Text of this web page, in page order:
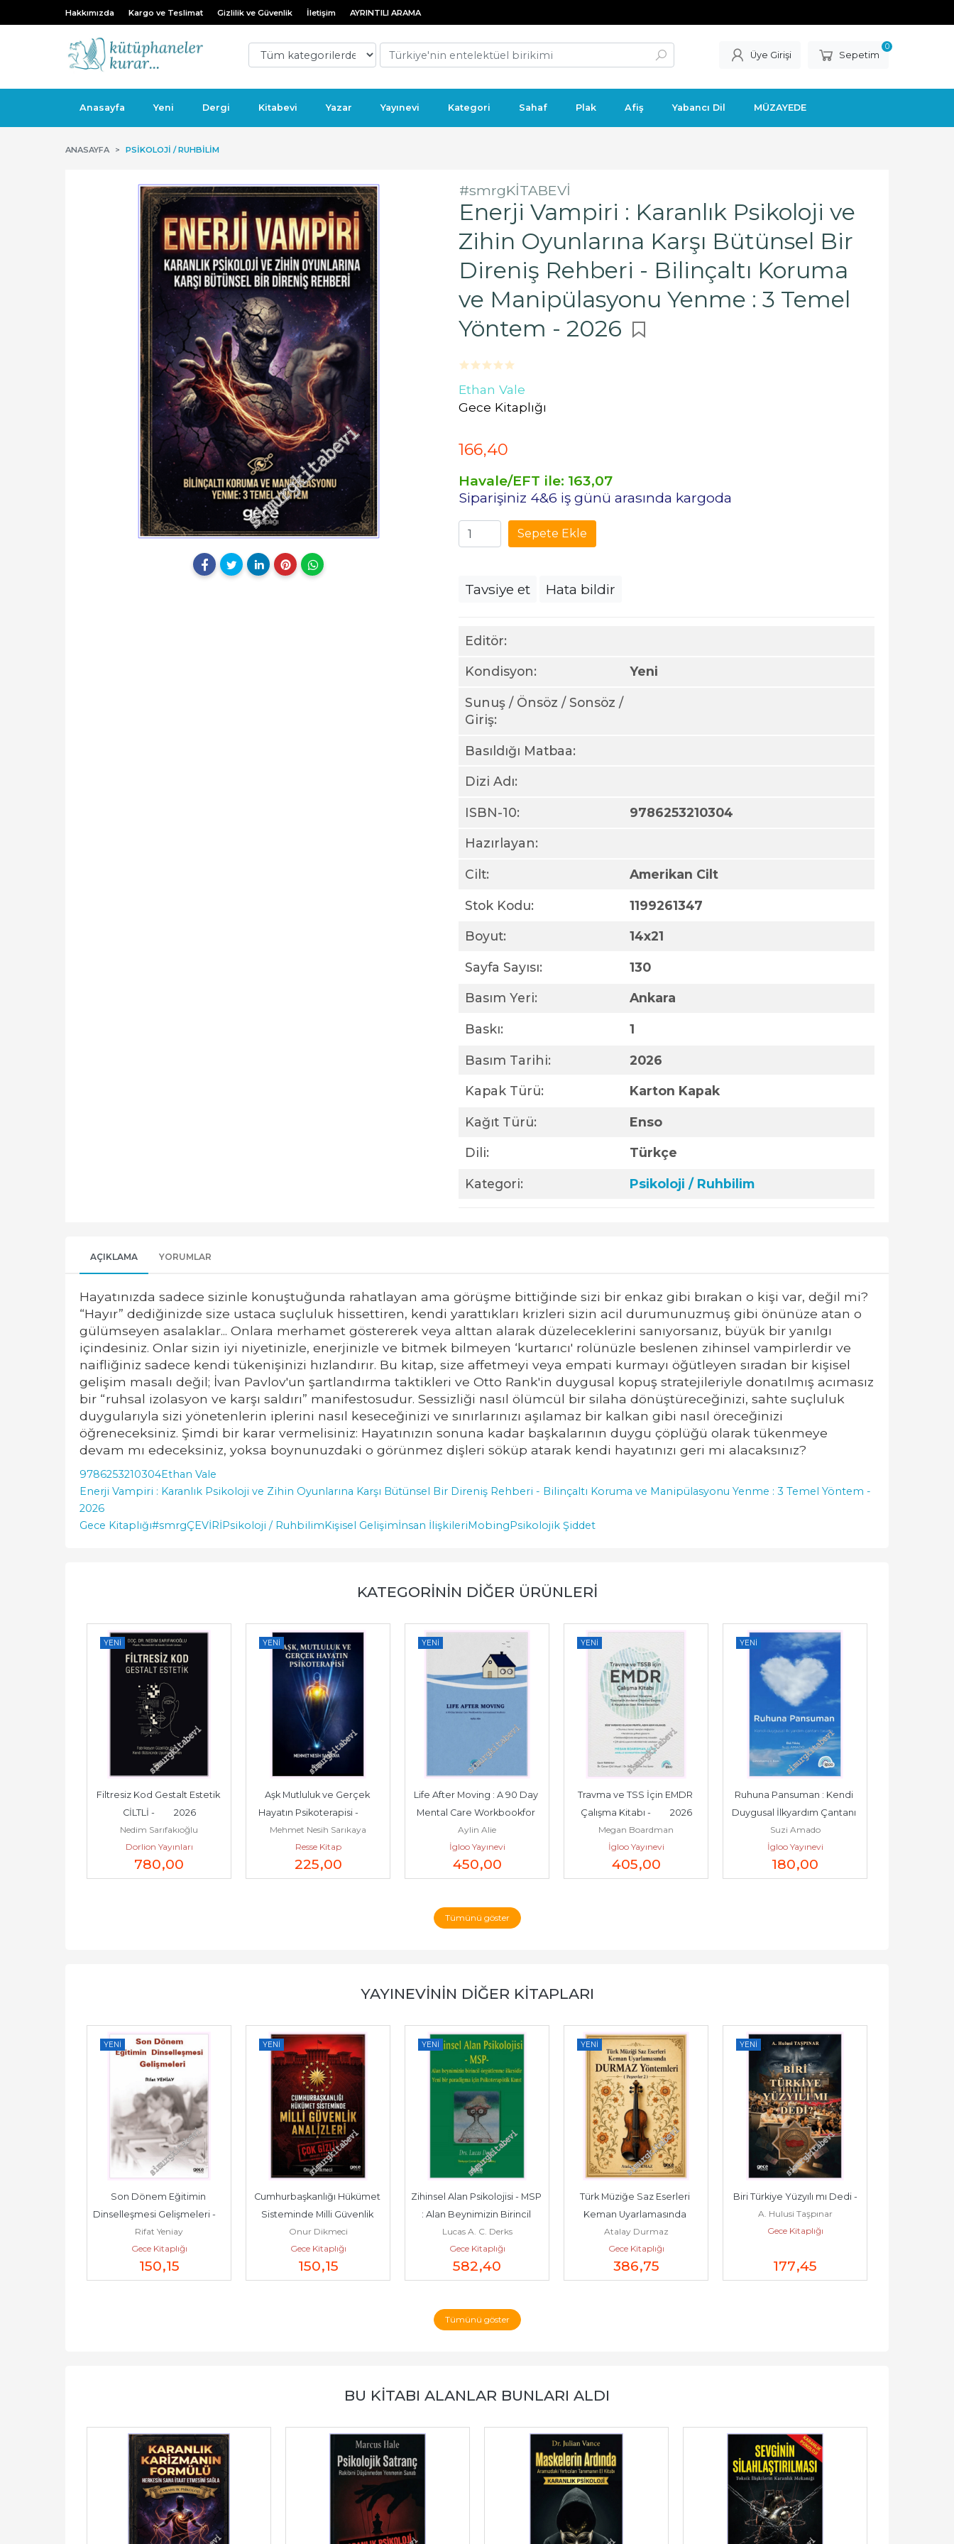
Hakkımızda Kargo ve Teslimat Gizlilik ve Güvenlik İletişim AYRINTILI ARAMA
Üye Girişi Sepetim
0
Anasayfa Yeni Dergi Kitabevi Yazar Yayınevi Kategori Sahaf Plak Afiş Yabancı Dil MÜZAYEDE
ANASAYFA PSIKOLOJI / RUHBILIM
#smrgKİTABEVİ
Enerji Vampiri : Karanlık Psikoloji ve
Zihin Oyunlarına Karşı Bütünsel Bir
Direniş Rehberi - Bilinçaltı Koruma
ve Manipülasyonu Yenme : 3 Temel
Yöntem - 2026
Ethan Vale
Gece Kitaplığı
Editör:
Kondisyon: Yeni
Sunuş / Önsöz / Sonsöz /
Giriş:
Basıldığı Matbaa:
Dizi Adı:
ISBN-10: 9786253210304
Hazırlayan:
Cilt: Amerikan Cilt
Stok Kodu: 1199261347
Boyut: 14x21
Sayfa Sayısı: 130
Basım Yeri: Ankara
Baskı: 1
Basım Tarihi: 2026
Kapak Türü: Karton Kapak
Kağıt Türü: Enso
Dili: Türkçe
Kategori: Psikoloji / Ruhbilim
166,40
Havale/EFT ile: 163,07
Siparişiniz 4&6 iş günü arasında kargoda
Sepete Ekle
Tavsiye et Hata bildir
AÇIKLAMA YORUMLAR
Hayatınızda sadece sizinle konuştuğunda rahatlayan ama görüşme bittiğinde sizi bir enkaz gibi bırakan o kişi var, değil mi?
“Hayır” dediğinizde size ustaca suçluluk hissettiren, kendi yarattıkları krizleri sizin acil durumunuzmuş gibi önünüze atan o
gülümseyen asalaklar... Onlara merhamet göstererek veya alttan alarak düzeleceklerini sanıyorsanız, büyük bir yanılgı
içindesiniz. Onlar sizin iyi niyetinizle, enerjinizle ve bitmek bilmeyen ‘kurtarıcı' rolünüzle beslenen zihinsel vampirlerdir ve
naifliğiniz sadece kendi tükenişinizi hızlandırır. Bu kitap, size affetmeyi veya empati kurmayı öğütleyen sıradan bir kişisel
gelişim masalı değil; İvan Pavlov'un şartlandırma taktikleri ve Otto Rank'in duygusal kopuş stratejileriyle donatılmış acımasız
bir “ruhsal izolasyon ve karşı saldırı” manifestosudur. Sessizliği nasıl ölümcül bir silaha dönüştüreceğinizi, sahte suçluluk
duygularıyla sizi yönetenlerin iplerini nasıl keseceğinizi ve sınırlarınızı aşılamaz bir kalkan gibi nasıl öreceğinizi
öğreneceksiniz. Şimdi bir karar vermelisiniz: Hayatınızın sonuna kadar başkalarının duygu çöplüğü olarak tükenmeye
devam mı edeceksiniz, yoksa boynunuzdaki o görünmez dişleri söküp atarak kendi hayatınızı geri mi alacaksınız?
9786253210304Ethan Vale
Enerji Vampiri : Karanlık Psikoloji ve Zihin Oyunlarına Karşı Bütünsel Bir Direniş Rehberi - Bilinçaltı Koruma ve Manipülasyonu Yenme : 3 Temel Yöntem -
2026
Gece Kitaplığı#smrgÇEVİRİPsikoloji / RuhbilimKişisel Gelişimİnsan İlişkileriMobingPsikolojik Şiddet
KATEGORININ DIĞER ÜRÜNLERI
YENI
Filtresiz Kod Gestalt Estetik
CİLTLİ -         2026
Nedim Sarıfakıoğlu
Dorlion Yayınları
780,00
YENI
Aşk Mutluluk ve Gerçek
Hayatın Psikoterapisi -
2026
Mehmet Nesih Sarıkaya
Resse Kitap
225,00
YENI
Life After Moving : A 90 Day
Mental Care Workbookfor
International...
Aylin Alie
İgloo Yayınevi
450,00
YENI
Travma ve TSS İçin EMDR
Çalışma Kitabı -         2026
Megan Boardman
İgloo Yayınevi
405,00
YENI
Ruhuna Pansuman : Kendi
Duygusal İlkyardım Çantanı
Hazırla -         2026
Suzi Amado
İgloo Yayınevi
180,00
Tümünü göster
YAYINEVININ DIĞER KITAPLARI
YENI
Son Dönem Eğitimin
Dinselleşmesi Gelişmeleri -
2026
Rifat Yeniay
Gece Kitaplığı
150,15
YENI
Cumhurbaşkanlığı Hükümet
Sisteminde Milli Güvenlik
Analizleri -...
Onur Dikmeci
Gece Kitaplığı
150,15
YENI
Zihinsel Alan Psikolojisi - MSP
: Alan Beynimizin Birincil
Örgütlenme...
Lucas A. C. Derks
Gece Kitaplığı
582,40
YENI
Türk Müziğe Saz Eserleri
Keman Uyarlamasında
Durmaz Yöntemleri :...
Atalay Durmaz
Gece Kitaplığı
386,75
YENI
Biri Türkiye Yüzyılı mı Dedi -
A. Hulusi Taşpınar
Gece Kitaplığı
177,45
Tümünü göster
BU KITABI ALANLAR BUNLARI ALDI